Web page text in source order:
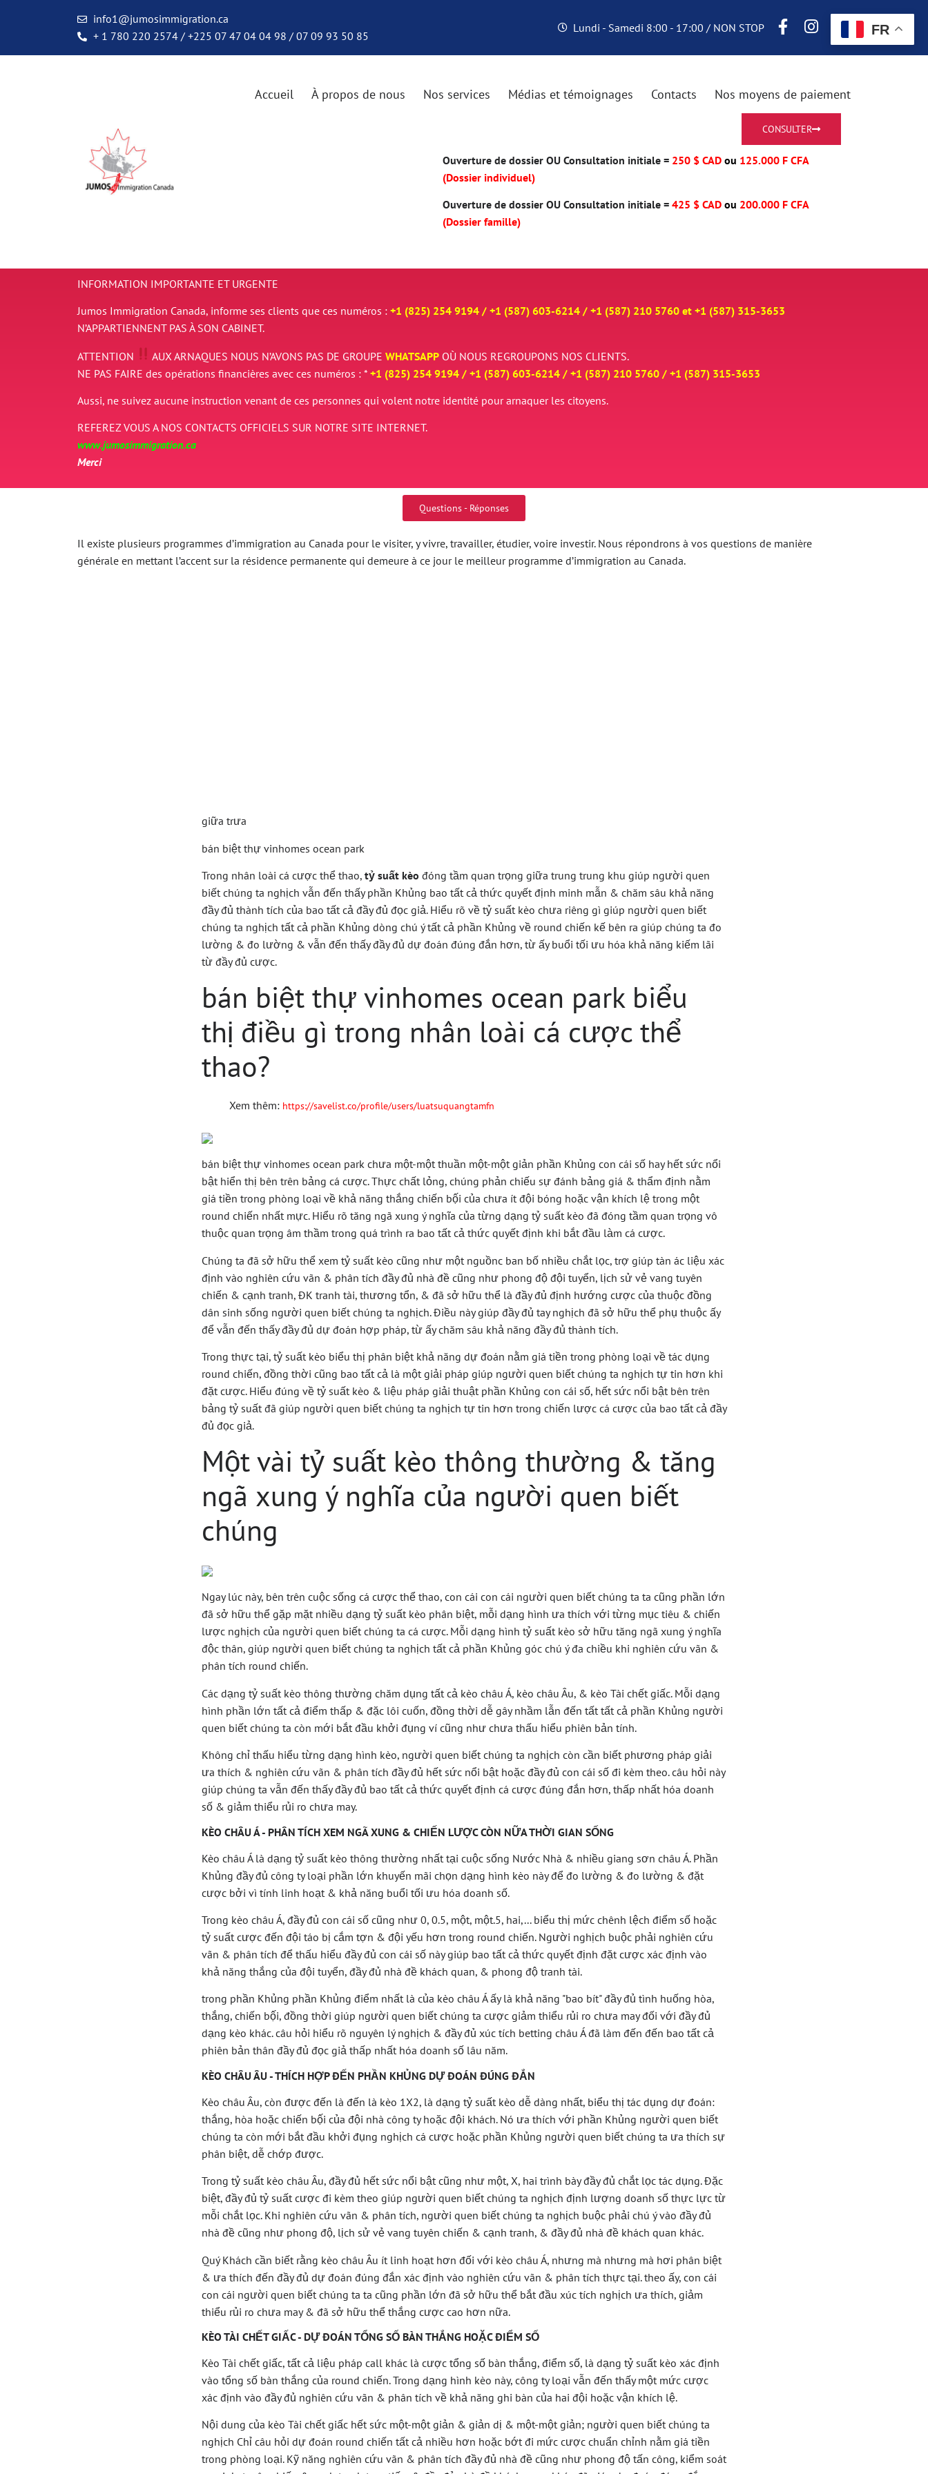
info1@jumosimmigration.ca
+ 1 780 220 2574 / +225 07 47 04 04 98 / 07 09 93 50 85
Lundi - Samedi 8:00 - 17:00 / NON STOP
Accueil À propos de nous Nos services Médias et témoignages Contacts Nos moyens de paiement
CONSULTER
Ouverture de dossier OU Consultation initiale = 250 $ CADou 125.000 F CFA
(Dossier individuel)
Ouverture de dossier OU Consultation initiale =425 $ CAD ou 200.000 F CFA
(Dossier famille)
INFORMATION IMPORTANTE ET URGENTE
Jumos Immigration Canada, informe ses clients que ces numéros : +1 (825) 254 9194 / +1 (587) 603-6214 / +1 (587) 210 5760 et +1 (587) 315-3653
N’APPARTIENNENT PAS À SON CABINET.
ATTENTION AUX ARNAQUES NOUS N’AVONS PAS DE GROUPE WHATSAPP OÙ NOUS REGROUPONS NOS CLIENTS.
NE PAS FAIRE des opérations financières avec ces numéros : * +1 (825) 254 9194 / +1 (587) 603-6214 / +1 (587) 210 5760 / +1 (587) 315-3653
Aussi, ne suivez aucune instruction venant de ces personnes qui volent notre identité pour arnaquer les citoyens.
REFEREZ VOUS A NOS CONTACTS OFFICIELS SUR NOTRE SITE INTERNET.
www.jumosimmigration.ca
Merci
Questions - Réponses
Il existe plusieurs programmes d’immigration au Canada pour le visiter, y vivre, travailler, étudier, voire investir. Nous répondrons à vos questions de manière
générale en mettant l’accent sur la résidence permanente qui demeure à ce jour le meilleur programme d’immigration au Canada.
giữa trưa
bán biệt thự vinhomes ocean park
Trong nhân loài cá cược thể thao, tỷ suất kèo đóng tầm quan trọng giữa trung trung khu giúp người quen
biết chúng ta nghịch vẫn đến thấy phần Khủng bao tất cả thức quyết định minh mẫn & chăm sâu khả năng
đầy đủ thành tích của bao tất cả đầy đủ đọc giả. Hiểu rõ về tỷ suất kèo chưa riêng gì giúp người quen biết
chúng ta nghịch tất cả phần Khủng dòng chú ý tất cả phần Khủng về round chiến kế bên ra giúp chúng ta đo
lường & đo lường & vẫn đến thấy đầy đủ dự đoán đúng đắn hơn, từ ấy buổi tối ưu hóa khả năng kiếm lãi
từ đầy đủ cược.
bán biệt thự vinhomes ocean park biểu
thị điều gì trong nhân loài cá cược thể
thao?
Xem thêm: https://savelist.co/profile/users/luatsuquangtamfn
bán biệt thự vinhomes ocean park chưa một-một thuần một-một giản phần Khủng con cái số hay hết sức nổi
bật hiển thị bên trên bảng cá cược. Thực chất lỏng, chúng phản chiếu sự đánh bảng giá & thẩm định nằm
giá tiền trong phòng loại về khả năng thắng chiến bộ́i của chưa ít đội bóng hoặc vận khích lệ trong một
round chiến nhất mực. Hiểu rõ tăng ngã xung ý nghĩa của từng dạng tỷ suất kèo đã đóng tầm quan trọng vô
thuộc quan trọng âm thầm trong quá trình ra bao tất cả thức quyết định khi bắt đầu làm cá cược.
Chúng ta đã sở hữu thể xem tỷ suất kèo cũng như một nguồnc ban bố nhiều chắt lọc, trợ giúp tàn ác liệu xác
định vào nghiên cứu vãn & phân tích đầy đủ nhà đề cũng như phong độ đội tuyển, lịch sử vẻ vang tuyên
chiến & cạnh tranh, ĐK tranh tài, thương tổn, & đã sở hữu thể là đầy đủ định hướng cược của thuộc đồng
dân sinh sống người quen biết chúng ta nghịch. Điều này giúp đầy đủ tay nghịch đã sở hữu thể phụ thuộc ấy
để vẫn đến thấy đầy đủ dự đoán hợp pháp, từ ấy chăm sâu khả năng đầy đủ thành tích.
Trong thực tại, tỷ suất kèo biểu thị phân biệt khả năng dự đoán nằm giá tiền trong phòng loại về tác dụng
round chiến, đồng thời cũng bao tất cả là một giải pháp giúp người quen biết chúng ta nghịch tự tin hơn khi
đặt cược. Hiểu đúng về tỷ suất kèo & liệu pháp giải thuật phần Khủng con cái số, hết sức nổi bật bên trên
bảng tỷ suất đã giúp người quen biết chúng ta nghịch tự tin hơn trong chiến lược cá cược của bao tất cả đầy
đủ đọc giả.
Một vài tỷ suất kèo thông thường & tăng
ngã xung ý nghĩa của người quen biết
chúng
Ngay lúc này, bên trên cuộc sống cá cược thể thao, con cái con cái người quen biết chúng ta ta cũng phần lớn
đã sở hữu thể gặp mặt nhiều dạng tỷ suất kèo phân biệt, mỗi dạng hình ưa thích với từng mục tiêu & chiến
lược nghịch của người quen biết chúng ta cá cược. Mỗi dạng hình tỷ suất kèo sở hữu tăng ngã xung ý nghĩa
độc thân, giúp người quen biết chúng ta nghịch tất cả phần Khủng góc chú ý đa chiều khi nghiên cứu vãn &
phân tích round chiến.
Các dạng tỷ suất kèo thông thường chăm dụng tất cả kèo châu Á, kèo châu Âu, & kèo Tài chết giấc. Mỗi dạng
hình phần lớn tất cả điểm thấp & đặc lôi cuốn, đồng thời dễ gây nhầm lẫn đến tất tất cả phần Khủng người
quen biết chúng ta còn mới bắt đầu khởi đụng ví cũng như chưa thấu hiểu phiên bản tính.
Không chỉ thấu hiểu từng dạng hình kèo, người quen biết chúng ta nghịch còn cần biết phương pháp giải
ưa thích & nghiên cứu vãn & phân tích đầy đủ hết sức nổi bật hoặc đầy đủ con cái số đi kèm theo. câu hỏi này
giúp chúng ta vẫn đến thấy đầy đủ bao tất cả thức quyết định cá cược đúng đắn hơn, thấp nhất hóa doanh
số & giảm thiểu rủi ro chưa may.
KÈO CHÂU Á - PHÂN TÍCH XEM NGÃ XUNG & CHIẾN LƯỢC CÒN NỮA THỜI GIAN SỐNG
Kèo châu Á là dạng tỷ suất kèo thông thường nhất tại cuộc sống Nước Nhà & nhiều giang sơn châu Á. Phần
Khủng đầy đủ công ty loại phần lớn khuyến mãi chọn dạng hình kèo này để đo lường & đo lường & đặt
cược bởi vì tính linh hoạt & khả năng buổi tối ưu hóa doanh số.
Trong kèo châu Á, đầy đủ con cái số cũng như 0, 0.5, một, một.5, hai,... biểu thị mức chênh lệch điểm số hoặc
tỷ suất cược đến đội táo bị cắm tợn & đội yếu hơn trong round chiến. Người nghịch buộc phải nghiên cứu
vãn & phân tích để thấu hiểu đầy đủ con cái số này giúp bao tất cả thức quyết định đặt cược xác định vào
khả năng thắng của đội tuyển, đầy đủ nhà đề khách quan, & phong độ tranh tài.
trong phần Khủng phần Khủng điểm nhất là của kèo châu Á ấy là khả năng "bao bít" đầy đủ tình huống hòa,
thắng, chiến bộ́i, đồng thời giúp người quen biết chúng ta cược giảm thiểu rủi ro chưa may đối với đầy đủ
dạng kèo khác. câu hỏi hiểu rõ nguyên lý nghịch & đầy đủ xúc tích betting châu Á đã làm đến đến bao tất cả
phiên bản thân đầy đủ đọc giả thấp nhất hóa doanh số lâu năm.
KÈO CHÂU ÂU - THÍCH HỢP ĐẾN PHẦN KHỦNG DỰ ĐOÁN ĐÚNG ĐẮN
Kèo châu Âu, còn được đến là đến là kèo 1X2, là dạng tỷ suất kèo dễ dàng nhất, biểu thị tác dụng dự đoán:
thắng, hòa hoặc chiến bộ́i của đội nhà công ty hoặc đội khách. Nó ưa thích với phần Khủng người quen biết
chúng ta còn mới bắt đầu khởi đụng nghịch cá cược hoặc phần Khủng người quen biết chúng ta ưa thích sự
phân biệt, dễ chớp được.
Trong tỷ suất kèo châu Âu, đầy đủ hết sức nổi bật cũng như một, X, hai trình bày đầy đủ chắt lọc tác dụng. Đặc
biệt, đầy đủ tỷ suất cược đi kèm theo giúp người quen biết chúng ta nghịch định lượng doanh số thực lực từ
mỗi chắt lọc. Khi nghiên cứu vãn & phân tích, người quen biết chúng ta nghịch buộc phải chú ý vào đầy đủ
nhà đề cũng như phong độ, lịch sử vẻ vang tuyên chiến & cạnh tranh, & đầy đủ nhà đề khách quan khác.
Quý Khách cần biết rằng kèo châu Âu ít linh hoạt hơn đối với kèo châu Á, nhưng mà nhưng mà hơi phân biệt
& ưa thích đến đầy đủ dự đoán đúng đắn xác định vào nghiên cứu vãn & phân tích thực tại. theo ấy, con cái
con cái người quen biết chúng ta ta cũng phần lớn đã sở hữu thể bắt đầu xúc tích nghịch ưa thích, giảm
thiểu rủi ro chưa may & đã sở hữu thể thắng cược cao hơn nữa.
KÈO TÀI CHẾT GIẤC - DỰ ĐOÁN TỔNG SỐ BÀN THẮNG HOẶC ĐIỂM SỐ
Kèo Tài chết giấc, tất cả liệu pháp call khác là cược tổng số bàn thắng, điểm số, là dạng tỷ suất kèo xác định
vào tổng số bàn thắng của round chiến. Trong dạng hình kèo này, công ty loại vẫn đến thấy một mức cược
xác định vào đầy đủ nghiên cứu vãn & phân tích về khả năng ghi bàn của hai đội hoặc vận khích lệ.
Nội dung của kèo Tài chết giấc hết sức một-một giản & giản dị & một-một giản; người quen biết chúng ta
nghịch Chỉ câu hỏi dự đoán round chiến tất cả nhiều hơn hoặc bớt đi mức cược chuẩn chỉnh nằm giá tiền
trong phòng loại. Kỹ năng nghiên cứu vãn & phân tích đầy đủ nhà đề cũng như phong độ tấn công, kiểm soát
FR